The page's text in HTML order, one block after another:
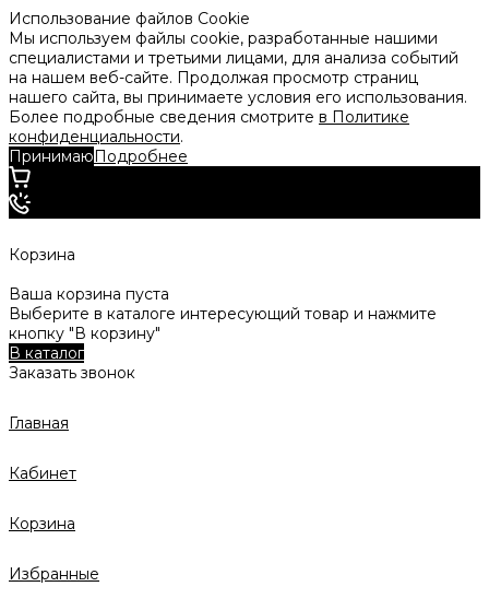
Использование файлов Cookie
Мы используем файлы cookie, разработанные нашими
специалистами и третьими лицами, для анализа событий
на нашем веб-сайте. Продолжая просмотр страниц
нашего сайта, вы принимаете условия его использования.
Более подробные сведения смотрите в Политике
конфиденциальности.
ПринимаюПодробнее
Корзина
Ваша корзина пуста
Выберите в каталоге интересующий товар и нажмите
кнопку "В корзину"
В каталог
Заказать звонок
Главная
Кабинет
Корзина
Избранные